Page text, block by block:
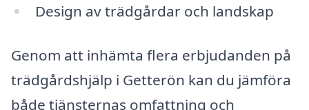
Design av trädgårdar och landskap
Genom att inhämta flera erbjudanden på
trädgårdshjälp i Getterön kan du jämföra
både tjänsternas omfattning och